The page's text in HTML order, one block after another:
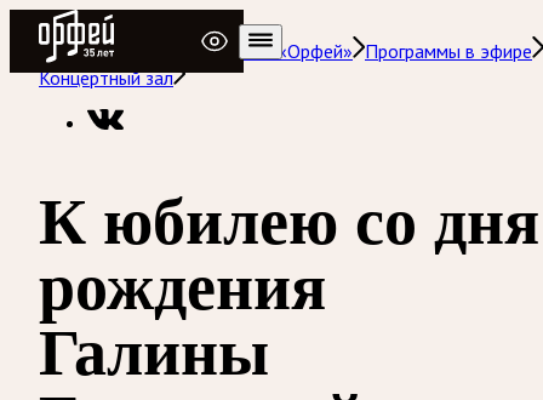
Радио Орфей
Радио классической музыки «Орфей» Программы в эфире
Концертный зал
К юбилею со дня
рождения
Галины